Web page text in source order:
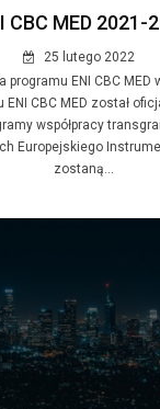
CBC MED 2021-
25 lutego 2022
programu ENI CBC MED
ENI CBC MED został
współpracy
Europejskiego
zostaną...